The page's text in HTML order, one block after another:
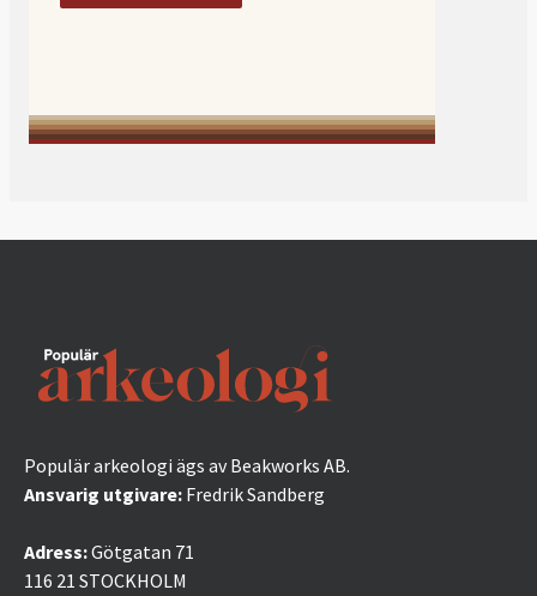
Populär arkeologi ägs av Beakworks AB.
Ansvarig utgivare: Fredrik Sandberg
Adress:Götgatan 71
116 21 STOCKHOLM